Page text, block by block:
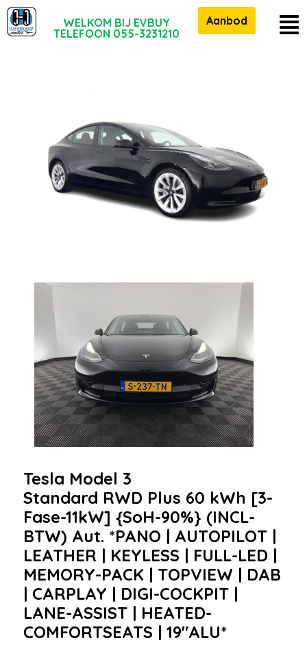
WELKOM BIJ EVBUY
TELEFOON 055-3231210
Aanbod
Tesla Model 3
Standard RWD Plus 60 kWh [3-
Fase-11kW] {SoH-90%} (INCL-
BTW) Aut. *PANO | AUTOPILOT |
LEATHER | KEYLESS | FULL-LED |
MEMORY-PACK | TOPVIEW | DAB
| CARPLAY | DIGI-COCKPIT |
LANE-ASSIST | HEATED-
COMFORTSEATS | 19"ALU*